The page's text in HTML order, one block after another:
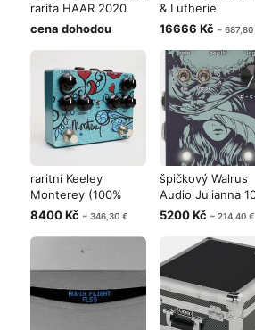
rarita HAAR 2020
Trad-T Hol
cena dohodou
& Lutherie
Roadhouse (e
16666 Kč ~ 687,80
raritní Keeley
Monterey (100%
stav, jako nový
8400 Kč ~ 346,30 €
špičkový Walrus
Audio Julianna
stav, jak
5200 Kč ~ 214,40 €